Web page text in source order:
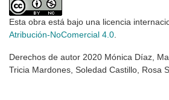
Esta obra está bajo una licencia
Atribución-NoComercial 4.0.
Derechos de autor 2020 Mónica Díaz,
Tricia Mardones, Soledad Castillo, Rosa